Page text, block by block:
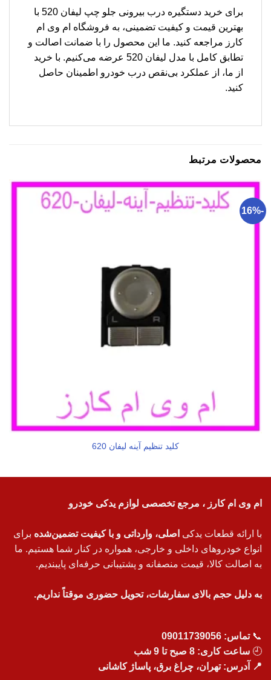
برای خرید دستگیره درب بیرونی جلو چپ لیفان 520 با
بهترین قیمت و کیفیت تضمینی، به فروشگاه ام وی ام
کارز مراجعه کنید. ما این محصول را با ضمانت اصالت و
تطابق کامل با مدل لیفان 520 عرضه می‌کنیم. با خرید
از ما، از عملکرد بی‌نقص درب خودرو اطمینان حاصل
کنید.
محصولات مرتبط
-16%
کلید تنظیم آینه لیفان 620
ام وی ام کارز ، مرجع تخصصی لوازم یدکی خودرو
با ارائه قطعات یدکی اصلی، وارداتی و با کیفیت تضمین‌شده برای
انواع خودروهای داخلی و خارجی، همواره در کنار شما هستیم. ما
به اصالت کالا، قیمت منصفانه و پشتیبانی حرفه‌ای پایبندیم.
به دلیل حجم بالای سفارشات، تحویل حضوری موقتاً نداریم.
📞تماس: 09011739056
🕘 ساعت کاری: 8 صبح تا 9 شب
📍 آدرس: تهران، چراغ برق، پاساژ کاشانی